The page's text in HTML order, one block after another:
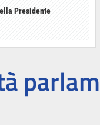
Presidente